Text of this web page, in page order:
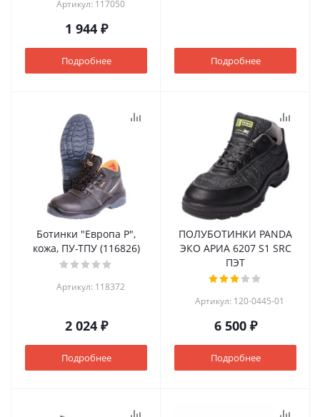
Артикул: 117050
1 944 ₽
Подробнее Подробнее
Ботинки "Европа Р",
кожа, ПУ-ТПУ (116826)
Артикул: 118372
2 024 ₽
Подробнее
ПОЛУБОТИНКИ PANDA
ЭКО АРИА 6207 S1 SRC
ПЭТ
Артикул: 120-0445-01
6 500 ₽
Подробнее